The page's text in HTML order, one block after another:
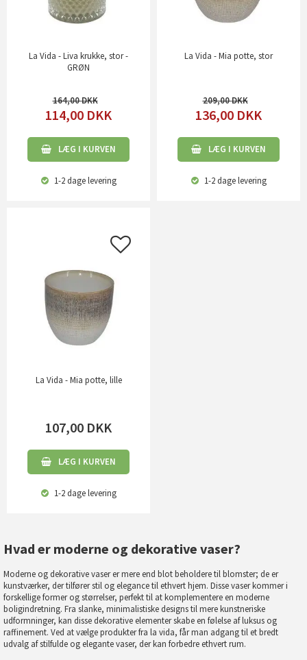
La Vida - Liva krukke, stor -
GRØN
164,00
114,00 DKK
LÆG I KURVEN
1-2 dagelevering
La Vida - Mia potte, stor
209,00
136,00 DKK
LÆG I KURVEN
1-2 dagelevering
La Vida - Mia potte, lille
107,00 DKK
LÆG I KURVEN
1-2 dagelevering
Hvad er moderne og dekorative vaser?
Moderne og dekorative vaser er mere end blot beholdere til blomster; de er
kunstværker, der tilfører stil og elegance til ethvert hjem. Disse vaser kommer i
forskellige former og størrelser, perfekt til at komplementere en moderne
boligindretning. Fra slanke, minimalistiske designs til mere kunstneriske
udformninger, kan disse dekorative elementer skabe en følelse af luksus og
raffinement. Ved at vælge produkter fra la vida, får man adgang til et bredt
udvalg af stilfulde og elegante vaser, der kan forbedre ethvert rum.